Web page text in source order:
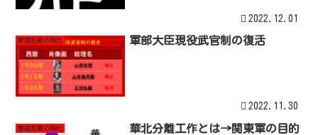
2022.12.01
軍国主義の時代 軍部大臣現役武官制の復活
2022.11.30
軍国主義の時代
華北分離工作とは→関東軍の目的